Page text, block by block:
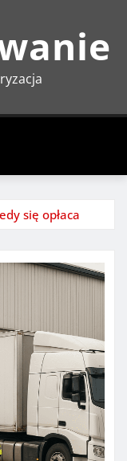
się opłaca